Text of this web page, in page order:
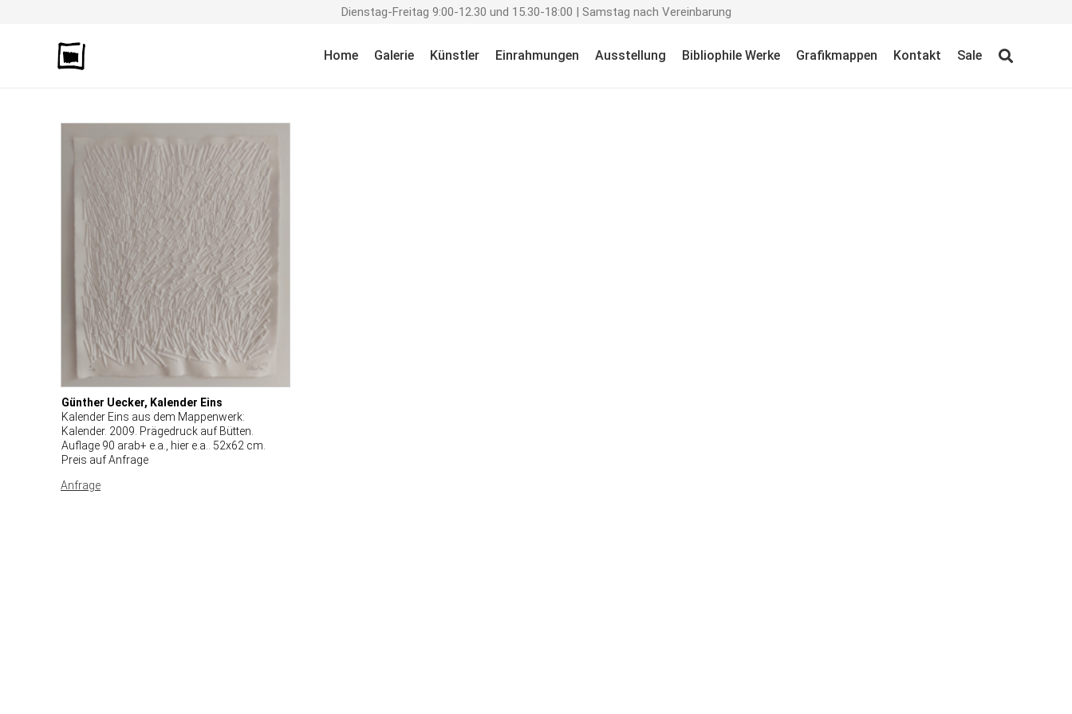
Dienstag-Freitag 9:00-12.30 und 15.30-18:00 | Samstag nach Vereinbarung
Home Galerie Künstler Einrahmungen Ausstellung Bibliophile Werke Grafikmappen Kontakt Sale
Günther Uecker, Kalender Eins
Kalender Eins aus dem Mappenwerk:
Kalender. 2009. Prägedruck auf Bütten.
Auflage 90 arab+ e.a., hier e.a.. 52x62 cm.
Preis auf Anfrage
Anfrage